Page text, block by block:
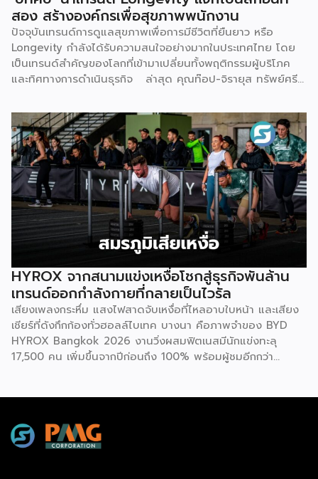
โซลูชันให้ครอบคลุมทั้งสามปัญหานี้ในคราวเดียวกัน แทนที่จะให้
คลินิกต้องแก้ปัญหาทีละเรื่องด้วยตัวเอง ด้านความรู้และความ
เชี่ยวชาญ — Givora มีทีมฝึกอบรมบุคลากรให้ได้มาตรฐาน
เดียวกัน พร้อมควบคุมคุณภาพและมาตรฐานการบริการตลอด
กระบวนการ เพื่อให้คลินิกพันธมิตรมั่นใจได้ว่าบุคลากรพร้อมให้
บริการอย่างถูกต้องตั้งแต่วันแรก ด้านฐานลูกค้าและการตลาด
ตลาดให้คลินิก แทนที่จะปล่อยให้แต่ละแห่งลองผิดลองถูกด้วยงบ
ประมาณตัวเอง […]
สอง สร้างองค์กรเพื่อสุขภาพพนักงาน
ปัจจุบันเทรนด์การดูแลสุขภาพเพื่อการมีชีวิตที่ยืนยาว หรือ
Longevity กำลังได้รับความสนใจอย่างมากในประเทศไทย โดย
เป็นเทรนด์สำคัญของโลกที่เข้ามาเปลี่ยนทั้งพฤติกรรมผู้บริโภค
และทิศทางการดำเนินธุรกิจ ล่าสุด คุณท๊อป-จิรายุส ทรัพย์ศรี
แคปปิตอล กรุ๊ป โฮลดิ้งส์ จำกัด หนึ่งในผู้บุกเบิกวงการนี้และผู้
ขยายธุรกิจสู่คอมมูนิตี้สุขภาพ “StayGold” ได้ประกาศนโยบาย
ใหม่ แจกโบนัสสุขภาพเป็นโบนัสก้อนที่สองเพิ่มเติมจากโบนัสปกติ
เพื่อสร้างแรงจูงใจให้พนักงานหันมาใส่ใจสุขภาพอย่างจริงจัง และ
ผลักดันบิทคับให้เป็นองค์กรยุคใหม่ที่ขับเคลื่อนด้วยคุณภาพควบคู่
ไปกับสุขภาวะที่ดี นโยบายดังกล่าวขับเคลื่อนผ่านโครงการ
“Bitkuber Longevity Journey Program” ซึ่งเปิดให้พนักงาน
เข้าร่วมตามความสมัครใจ โดยจะวัดผลจากการเปลี่ยนแปลง
สุขภาพเป็นรายบุคคลเปรียบเทียบช่วงต้นปีและปลายปี เปิดโอกาส
ให้ทุกคนมีสิทธิ์ได้รับโบนัสเท่าเทียมกัน ไม่ว่าจะเป็นกลุ่มผู้เริ่มต้นที่
พัฒนาสุขภาพให้ดีขึ้น หรือกลุ่มคนรักสุขภาพที่สามารถรักษา
มาตรฐานที่ดีไว้ได้ โดยเกณฑ์การประเมินจะมุ่งเน้นไปที่การป้องกัน
โรคในกลุ่มคนทำงานออฟฟิศ ครอบคลุม 3 ด้าน 6 ตัวชี้วัด ได้แก่
1.ด้านระบบเผาผลาญ ประเมินค่าสมดุลระหว่างไขมันสะสมกับไข
มันที่ช่วยทำความสะอาดหลอดเลือด (Triglyceride-to-HDL
ratio) ระดับไขมันที่เกาะตามอวัยวะภายในช่องท้อง (Visceral Fat
Rating) และวัดค่าคอเลสเตอรอลชนิดไขมันไม่ดี (LDL) 2.ด้าน
HYROX จากสนามแข่งเหงื่อโชกสู่ธุรกิจพันล้าน
เทรนด์ออกกำลังกายที่กลายเป็นไวรัล
เสียงเพลงกระหึ่ม แสงไฟสาดจับเหงื่อที่ไหลอาบใบหน้า และเสียง
เชียร์ที่ดังกึกก้องทั่วฮอลล์ไบเทค บางนา คือภาพจำของ BYD
HYROX Bangkok 2026 งานวิ่งผสมฟิตเนสมีนักแข่งทะลุ
17,500 คน เพิ่มขึ้นจากปีก่อนถึง 100% พร้อมผู้ชมอีกกว่า
แต่คือปรากฏการณ์ที่กำลังเปลี่ยนภูมิทัศน์ของอุตสาหกรรม
Wellness ทั่วโลก และกำลังสร้างโอกาสทางธุรกิจมหาศาลให้กับผู้